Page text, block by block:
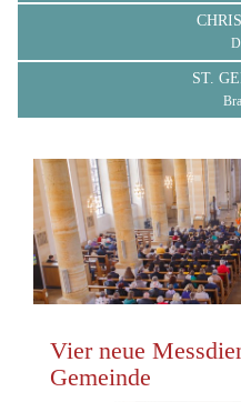
ST.
Vier neue
Gemeinde